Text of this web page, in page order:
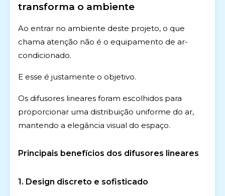
transforma o ambiente
Ao entrar no ambiente deste projeto, o que
chama atenção não é o equipamento de ar-
condicionado.
E esse é justamente o objetivo.
Os difusores lineares foram escolhidos para
proporcionar uma distribuição uniforme do ar,
mantendo a elegância visual do espaço.
Principais benefícios dos difusores lineares
1. Design discreto e sofisticado